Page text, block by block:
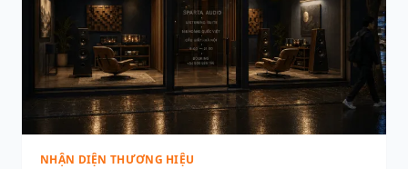
NHẬN DIỆN THƯƠNG HIỆU